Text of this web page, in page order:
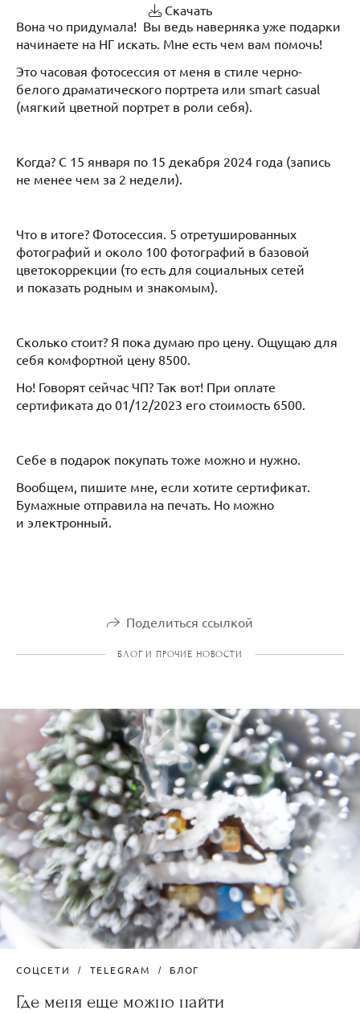
Скачать
Вона чо придумала! Вы ведь наверняка уже подарки
начинаете на НГ искать. Мне есть чем вам помочь!
Это часовая фотосессия от меня в стиле черно-
белого драматического портрета или smart casual
(мягкий цветной портрет в роли себя).
Когда? С 15 января по 15 декабря 2024 года (запись
не менее чем за 2 недели).
Что в итоге? Фотосессия. 5 отретушированных
фотографий и около 100 фотографий в базовой
цветокоррекции (то есть для социальных сетей
и показать родным и знакомым).
Сколько стоит? Я пока думаю про цену. Ощущаю для
себя комфортной цену 8500.
Но! Говорят сейчас ЧП? Так вот! При оплате
сертификата до 01/12/2023 его стоимость 6500.
Себе в подарок покупать тоже можно и нужно.
Вообщем, пишите мне, если хотите сертификат.
Бумажные отправила на печать. Но можно
и электронный.
Поделиться ссылкой
БЛОГ И ПРОЧИЕ НОВОСТИ
СОЦСЕТИ TELEGRAM БЛОГ
Где меня еще можно найти